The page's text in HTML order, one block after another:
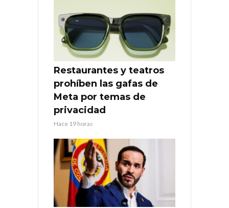
Restaurantes y teatros
prohíben las gafas de
Meta por temas de
privacidad
Hace 19 horas